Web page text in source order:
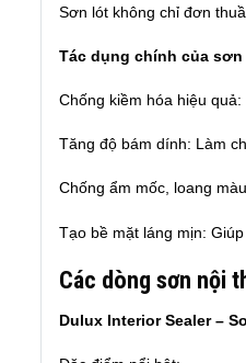
Sơn lót không chỉ đơn
Tác dụng chính của
Chống kiềm hóa hiệu
Tăng độ bám dính: Làm
Chống ẩm mốc, loang
Tạo bề mặt láng mịn:
Các dòng sơn nội
Dulux Interior Sealer –